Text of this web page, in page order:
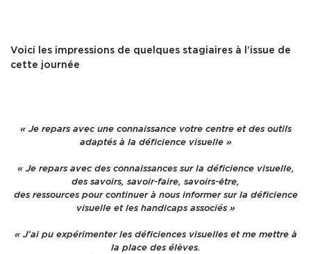
Voici les impressions de quelques stagiaires à l’issue de
cette journée
« Je repars avec une connaissance votre centre et des outils
adaptés à la déficience visuelle »
« Je repars avec des connaissances sur la déficience visuelle,
des savoirs, savoir-faire, savoirs-être,
des ressources pour continuer à nous informer sur la déficience
visuelle et les handicaps associés »
« J’ai pu expérimenter les déficiences visuelles et me mettre à
la place des élèves.